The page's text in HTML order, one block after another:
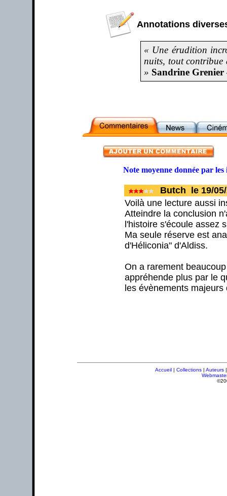
Annotations
« Une érudition
nuits, tout contribue
» Sandrine Grenier
Note moyenne donnée par
Butch le 19/
Voilà une lecture aussi
Atteindre la conclusion
l'histoire s'écoule assez
Ma seule réserve est
d'Héliconia" d'Aldiss.
On a rarement
appréhende plus par le
les évènements
Accueil | Collections | Auteurs